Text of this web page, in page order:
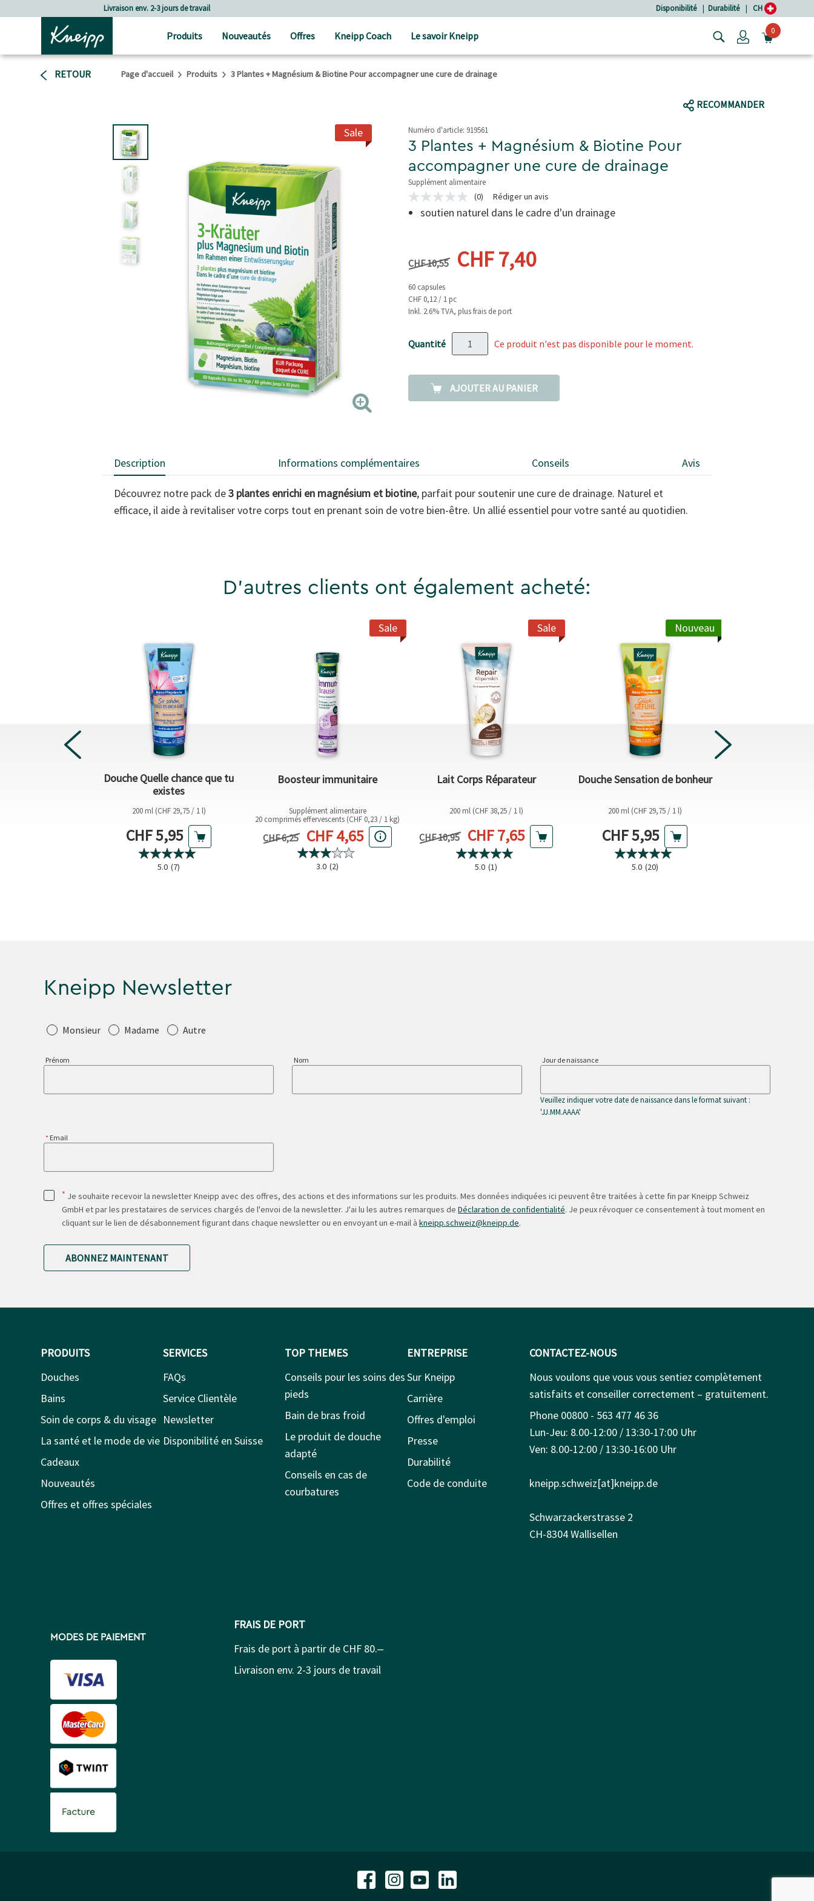
Passer au contenu principal
Passer au contenu du pied de page
Livraison env. 2-3 jours de travail Disponibilité | Durabilité | CH
Produits Nouveautés Offres Kneipp Coach Le savoir Kneipp Login0
RETOUR Page d'accueil Produits 3 Plantes + Magnésium & Biotine Pour accompagner une cure de drainage
RECOMMANDER
Sale Numéro d'article: 919561
3 Plantes + Magnésium & Biotine Pour
accompagner une cure de drainage
Supplément alimentaire
5 de 5 étoiles
Aucune
valeur
la
même
(0) Rédiger un avis
soutien naturel dans le cadre d'un drainage
Prix précédent
CHF 10,55
Prix actuel
CHF 7,40
60 capsules
CHF 0,12 / 1 pc
Inkl. 2.6% TVA, plus frais de port
Quantité Ce produit n'est pas disponible pour le moment.
AJOUTER AU PANIER
Description Informations complémentaires Conseils Avis
Découvrez notre pack de3 plantes enrichi en magnésium et biotine, parfait pour soutenir une cure de drainage. Naturel et
efficace, il aide à revitaliser votre corps tout en prenant soin de votre bien-être. Un allié essentiel pour votre santé au quotidien.
D'autres clients ont également acheté:
Douche Quelle chance que tu
existes
200 ml (CHF 29,75 / 1 l)
Prix actuel
CHF 5,95
5.0 (7)
Sale
Boosteur immunitaire
Supplément alimentaire
20 comprimés effervescents (CHF 0,23 / 1 kg)
Prix précédent
CHF 6,25 Prix actuel
CHF 4,65
3.0 (2)
Sale
Lait Corps Réparateur
200 ml (CHF 38,25 / 1 l)
Prix précédent
CHF 10,95 Prix actuel
CHF 7,65
5.0 (1)
Nouveau
Douche Sensation de bonheur
200 ml (CHF 29,75 / 1 l)
Prix actuel
CHF 5,95
5.0 (20)
Kneipp Newsletter
Salutation
Monsieur Madame Autre
Prénom Nom Jour de naissance
Veuillez indiquer votre date de naissance dans le format suivant :
'JJ.MM.AAAA'
Email
* Je souhaite recevoir la newsletter Kneipp avec des offres, des actions et des informations sur les produits. Mes données indiquées ici peuvent être traitées à cette fin par Kneipp Schweiz
GmbH et par les prestataires de services chargés de l'envoi de la newsletter. J'ai lu les autres remarques de Déclaration de confidentialité. Je peux révoquer ce consentement à tout moment en
cliquant sur le lien de désabonnement figurant dans chaque newsletter ou en envoyant un e-mail à kneipp.schweiz@kneipp.de.
ABONNEZ MAINTENANT
PRODUITS
Douches
Bains
Soin de corps & du visage
La santé et le mode de vie
Cadeaux
Nouveautés
Offres et offres spéciales
SERVICES
FAQs
Service Clientèle
Newsletter
Disponibilité en Suisse
TOP THEMES
Conseils pour les soins des
pieds
Bain de bras froid
Le produit de douche
adapté
Conseils en cas de
courbatures
ENTREPRISE
Sur Kneipp
Carrière
Offres d'emploi
Presse
Durabilité
Code de conduite
CONTACTEZ-NOUS
Nous voulons que vous vous sentiez complètement
satisfaits et conseiller correctement – gratuitement.
Phone 00800 - 563 477 46 36
Lun-Jeu: 8.00-12:00 / 13:30-17:00 Uhr
Ven: 8.00-12:00 / 13:30-16:00 Uhr
kneipp.schweiz[at]kneipp.de
Schwarzackerstrasse 2
CH-8304 Wallisellen
MODES DE PAIEMENT
FRAIS DE PORT
Frais de port à partir de CHF 80.‒
Livraison env. 2-3 jours de travail